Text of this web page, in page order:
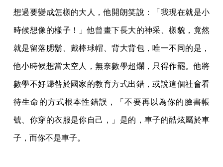
想過要變成怎樣的大人，他開朗笑說：「我現在就是小
時候想像的樣子！」他曾畫下長大的神采、樣貌，竟然
就是留落腮鬍、戴棒球帽、背大背包，唯一不同的是，
他小時候想當太空人，無奈數學超爛，只得作罷。他將
數學不好歸咎於國家的教育方式出錯，或說這個社會看
待生命的方式根本性錯誤，「不要再以為你的臉書帳
號、你穿的衣服是你自己，」是的，車子的酷炫屬於車
子，而你不是車子。